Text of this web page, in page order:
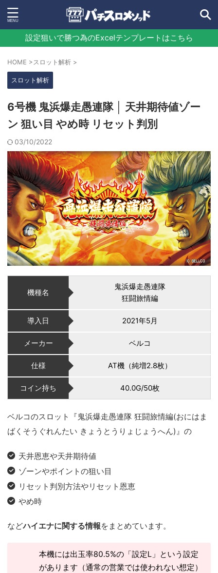
設定狙いで勝つ為のExcelテンプレートはこちら
HOME >スロット解析 >
スロット解析
6号機 鬼浜爆走愚連隊 │ 天井期待値ゾー
ン 狙い目 やめ時 リセット判別
03/10/2022
機種名
鬼浜爆走愚連隊
狂闘旅情編
導入日 2021年5月
メーカー ベルコ
仕様 AT機（純増2.8枚）
コイン持ち 40.0G/50枚
ベルコのスロット『鬼浜爆走愚連隊 狂闘旅情編(おにはま
ばくそうぐれんたい きょうとうりょじょうへん)』の
天井恩恵や天井期待値
ゾーンやポイントの狙い目
リセット判別方法やリセット恩恵
やめ時
などハイエナに関する情報をまとめています。
本機には出玉率80.5%の「設定L」という設定
があります（通常の営業では使われない想定）